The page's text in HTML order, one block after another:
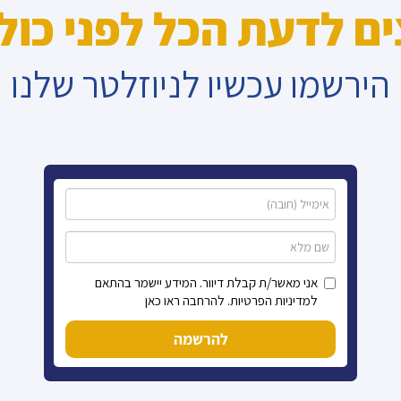
לדעת הכל לפני
הירשמו עכשיו לניוזלטר שלנו
אני מאשר/ת קבלת דיוור. המידע יישמר בהתאם
למדיניות הפרטיות. להרחבה ראו כאן
להרשמה